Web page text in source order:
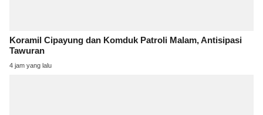
Koramil Cipayung dan Komduk Patroli Malam, Antisipasi
Tawuran
4 jam yang lalu